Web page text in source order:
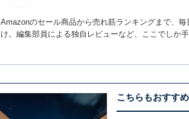
Amazonのセール商品から売れ筋ランキングまで、
け。編集部員による独自レビューなど、ここでしか
こちらもおすすめ